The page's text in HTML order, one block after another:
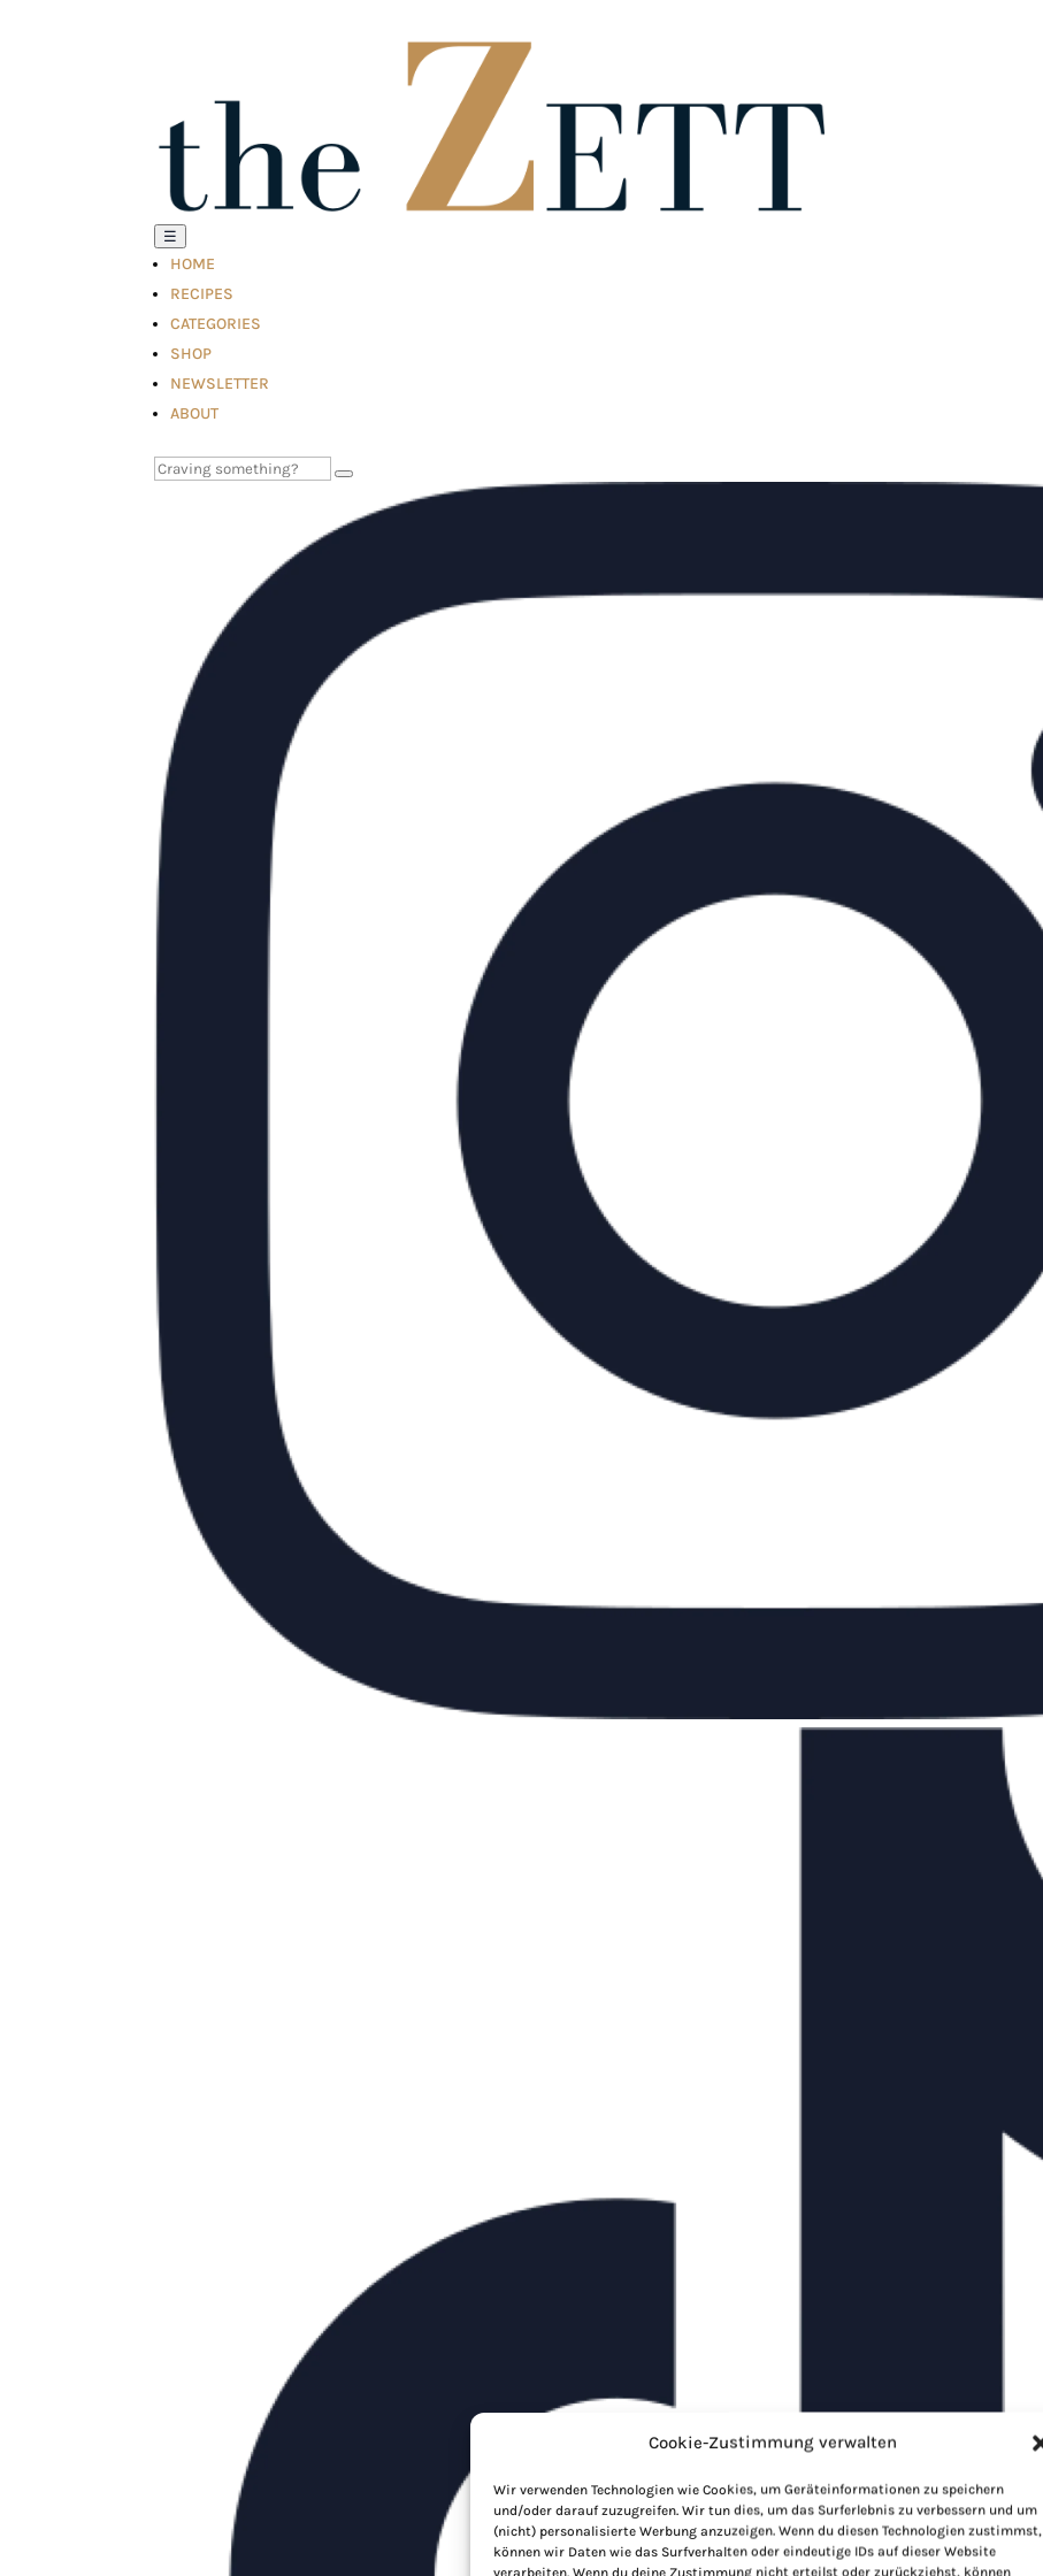
Cookie-Zustimmung verwalten
Wir verwenden Technologien wie Cookies, um Geräteinformationen zu speichern
und/oder darauf zuzugreifen. Wir tun dies, um das Surferlebnis zu verbessern und um
(nicht) personalisierte Werbung anzuzeigen. Wenn du diesen Technologien zustimmst,
können wir Daten wie das Surfverhalten oder eindeutige IDs auf dieser Website
verarbeiten. Wenn du deine Zustimmung nicht erteilst oder zurückziehst, können
☰
HOME
RECIPES
CATEGORIES
SHOP
NEWSLETTER
ABOUT